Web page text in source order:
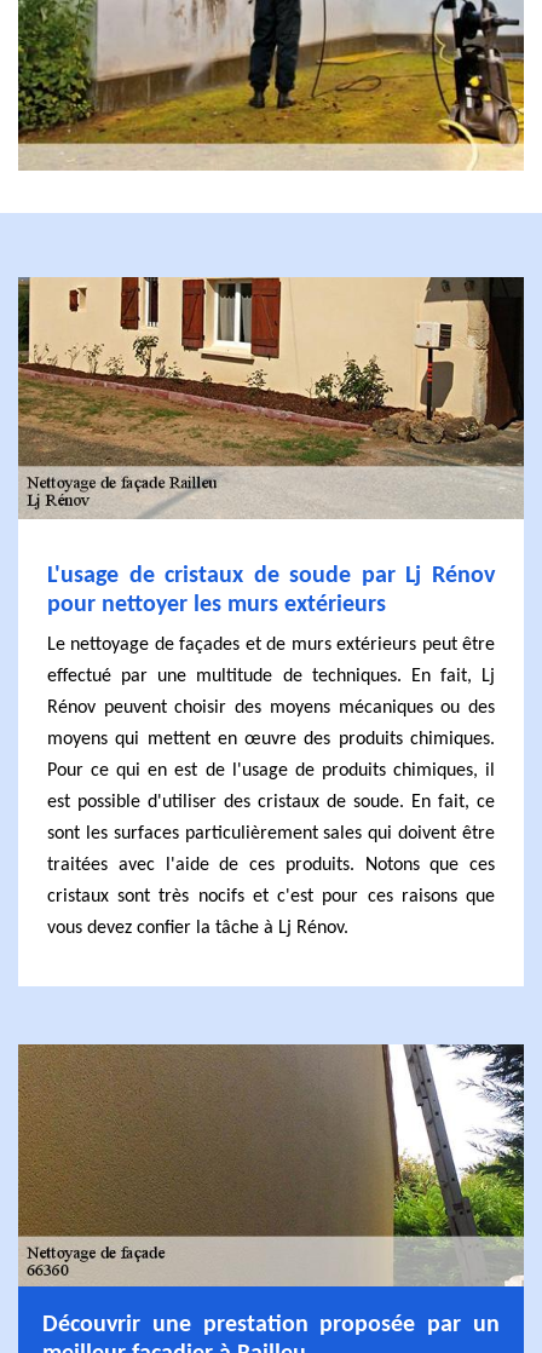
L'usage de cristaux de soude par Lj Rénov
pour nettoyer les murs extérieurs
Le nettoyage de façades et de murs extérieurs peut être
effectué par une multitude de techniques. En fait, Lj
Rénov peuvent choisir des moyens mécaniques ou des
moyens qui mettent en œuvre des produits chimiques.
Pour ce qui en est de l'usage de produits chimiques, il
est possible d'utiliser des cristaux de soude. En fait, ce
sont les surfaces particulièrement sales qui doivent être
traitées avec l'aide de ces produits. Notons que ces
cristaux sont très nocifs et c'est pour ces raisons que
vous devez confier la tâche à Lj Rénov.
Découvrir une prestation proposée par un